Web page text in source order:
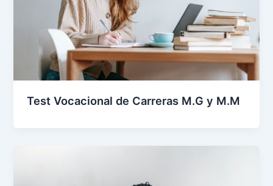
Test Vocacional de Carreras M.G y M.M